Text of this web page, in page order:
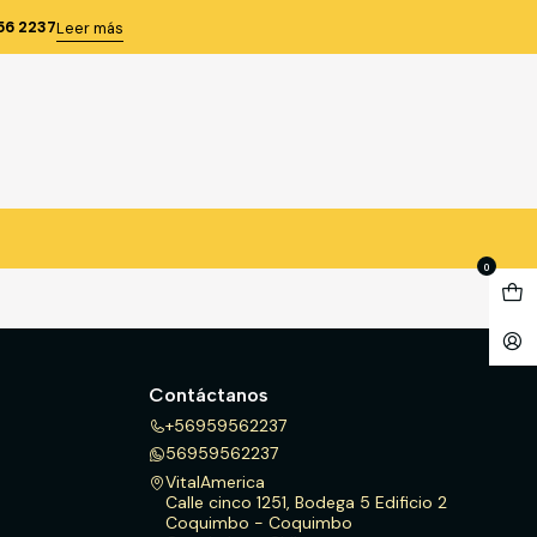
0
2237Leer más
Contáctanos
+56959562237
56959562237
VitalAmerica
Calle cinco 1251, Bodega 5 Edificio 2
Coquimbo - Coquimbo